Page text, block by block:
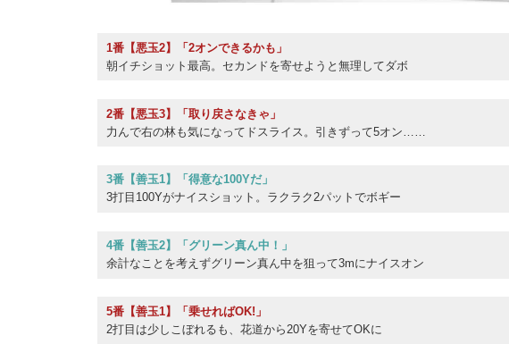
1番【悪玉2】「2オンできるかも」
朝イチショット最高。セカンドを寄せようと無理してダボ
2番【悪玉3】「取り戻さなきゃ」
力んで右の林も気になってドスライス。引きずって5オン……
3番【善玉1】「得意な100Yだ」
3打目100Yがナイスショット。ラクラク2パットでボギー
4番【善玉2】「グリーン真ん中！」
余計なことを考えずグリーン真ん中を狙って3mにナイスオン
5番【善玉1】「乗せればOK!」
2打目は少しこぼれるも、花道から20Yを寄せてOKに